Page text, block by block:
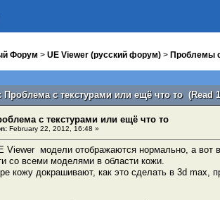
Форум > UE Viewer (русский форум) > Проблемы
Проблема с текстурами или ещё что то (Read
с текстурами или ещё что то
February 22, 2012, 16:48 »
Viewer модели отображаются нормально, а вот
со всеми моделями в области кожи.
кожу докрашивают, как это сделать в 3d max,